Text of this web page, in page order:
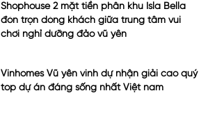
Shophouse 2 mặt tiền phân khu Isla Bella
đón trọn dòng khách giữa trung tâm vui
chơi nghỉ dưỡng đảo vũ yên
Vinhomes Vũ yên vinh dự nhận giải cao quý
top dự án đáng sống nhất Việt nam